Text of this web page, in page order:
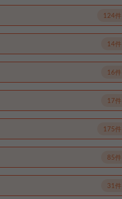
124件
14件
16件
17件
175件
85件
31件